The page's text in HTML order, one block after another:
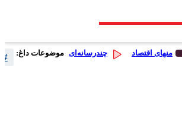
منهای اقتصاد چندرسانه‌ای موضوعات داغ: #